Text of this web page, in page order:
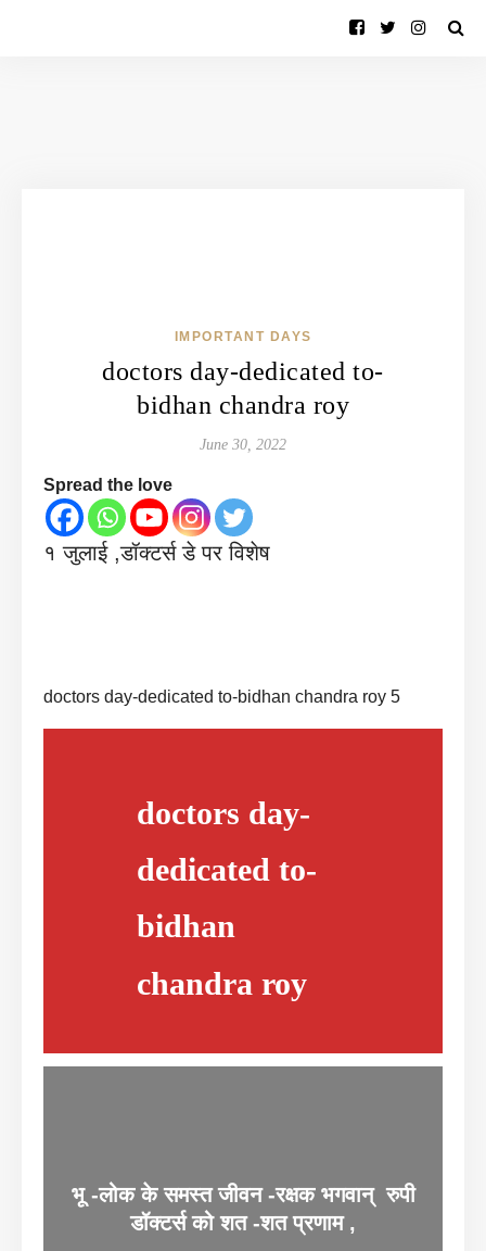
IMPORTANT DAYS
doctors day-dedicated to-
bidhan chandra roy
June 30, 2022
Spread the love
१ जुलाई ,डॉक्टर्स डे पर विशेष
doctors day-dedicated to-bidhan chandra roy 5
doctors day-
dedicated to-
bidhan
chandra roy
भू -लोक के समस्त जीवन -रक्षक भगवान् रुपी
डॉक्टर्स को शत -शत प्रणाम ,